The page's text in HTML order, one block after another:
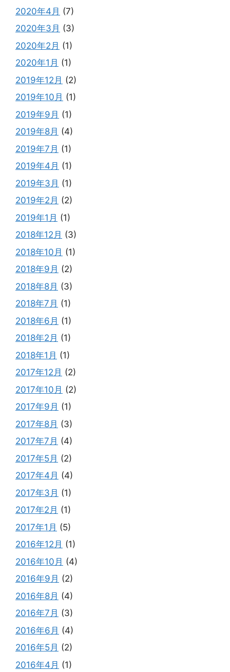
2020年4月 (7)
2020年3月 (3)
2020年2月 (1)
2020年1月 (1)
2019年12月 (2)
2019年10月 (1)
2019年9月 (1)
2019年8月 (4)
2019年7月 (1)
2019年4月 (1)
2019年3月 (1)
2019年2月 (2)
2019年1月 (1)
2018年12月 (3)
2018年10月 (1)
2018年9月 (2)
2018年8月 (3)
2018年7月 (1)
2018年6月 (1)
2018年2月 (1)
2018年1月 (1)
2017年12月 (2)
2017年10月 (2)
2017年9月 (1)
2017年8月 (3)
2017年7月 (4)
2017年5月 (2)
2017年4月 (4)
2017年3月 (1)
2017年2月 (1)
2017年1月 (5)
2016年12月 (1)
2016年10月 (4)
2016年9月 (2)
2016年8月 (4)
2016年7月 (3)
2016年6月 (4)
2016年5月 (2)
2016年4月 (1)